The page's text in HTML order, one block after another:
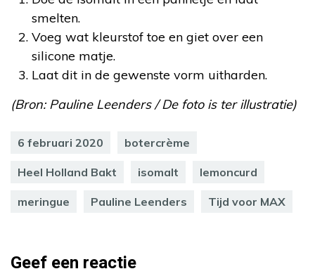
smelten.
Voeg wat kleurstof toe en giet over een
silicone matje.
Laat dit in de gewenste vorm uitharden.
(Bron: Pauline Leenders / De foto is ter illustratie)
6 februari 2020 botercrème
Heel Holland Bakt isomalt lemoncurd
meringue Pauline Leenders Tijd voor MAX
Geef een reactie